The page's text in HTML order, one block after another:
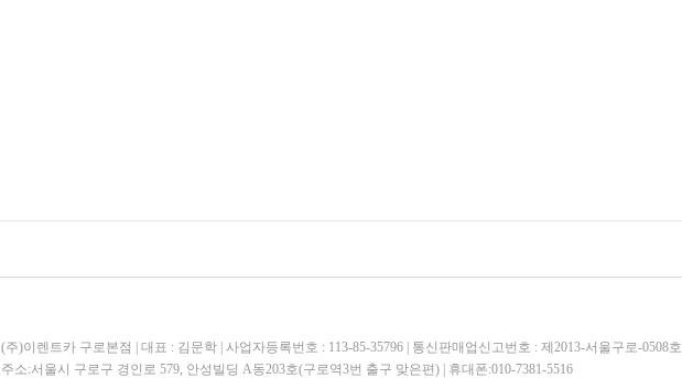
(주)이렌트카 구로본점 | 대표 : 김문학 | 사업자등록번호 : 113-85-35796 | 통신판매업신고번호 : 제2013-서울구로-0508호
주소:서울시 구로구 경인로 579, 안성빌딩 A동203호(구로역3번 출구 맞은편) | 휴대폰:010-7381-5516